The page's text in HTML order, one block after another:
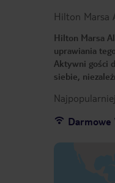
Hilton Marsa
Hilton Marsa
uprawiania
Aktywni gości
siebie,
Darmowe